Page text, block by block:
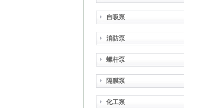
自吸泵
消防泵
螺杆泵
隔膜泵
化工泵